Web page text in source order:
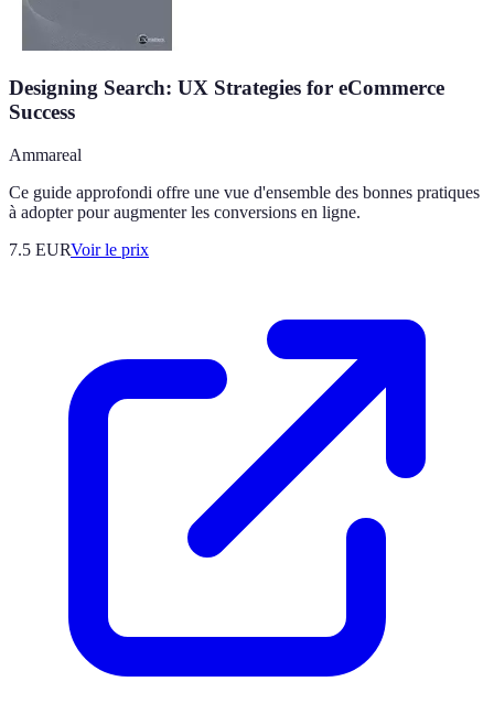
Designing Search: UX Strategies for eCommerce
Success
Ammareal
Ce guide approfondi offre une vue d'ensemble des bonnes pratiques
à adopter pour augmenter les conversions en ligne.
7.5 EURVoir le prix